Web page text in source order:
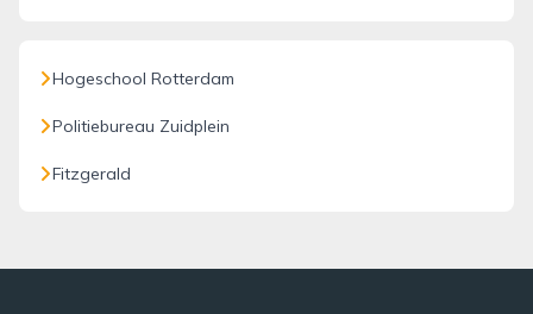
Hogeschool Rotterdam
Politiebureau Zuidplein
Fitzgerald